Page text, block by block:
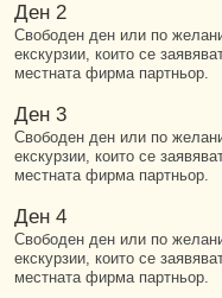
Ден 2
Свободен ден или по
екскурзии, които се
местната фирма партньор.
Ден 3
Свободен ден или по
екскурзии, които се
местната фирма партньор.
Ден 4
Свободен ден или по
екскурзии, които се
местната фирма партньор.